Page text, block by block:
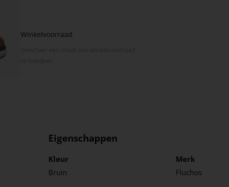
Winkelvoorraad
Eigenschappen
Kleur
Bruin
Merk
Fluchos